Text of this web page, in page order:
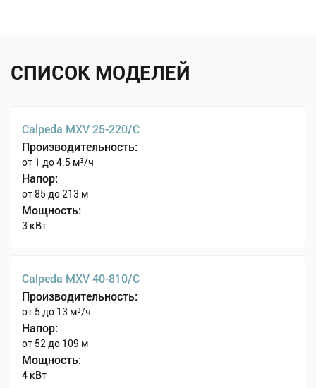
СПИСОК МОДЕЛЕЙ
Calpeda MXV 25-220/C
Производительность:
от 1 до 4.5 м³/ч
Напор:
от 85 до 213 м
Мощность:
3 кВт
Calpeda MXV 40-810/C
Производительность:
от 5 до 13 м³/ч
Напор:
от 52 до 109 м
Мощность:
4 кВт